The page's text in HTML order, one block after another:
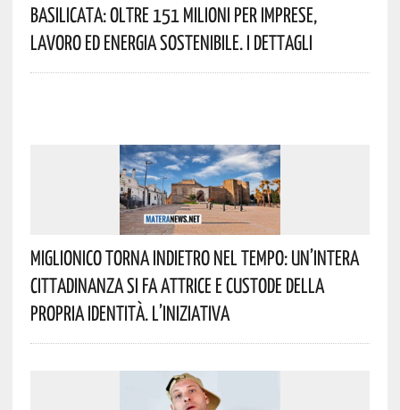
Basilicata: Oltre 151 Milioni Per Imprese,
Lavoro Ed Energia Sostenibile. I Dettagli
Miglionico Torna Indietro Nel Tempo: Un’intera
Cittadinanza Si Fa Attrice E Custode Della
Propria Identità. L’iniziativa